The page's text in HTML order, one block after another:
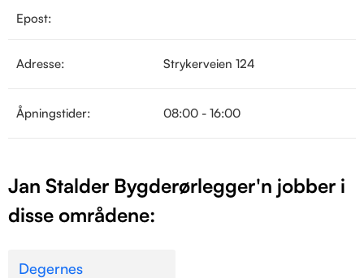
Epost:
Adresse: Strykerveien 124
Åpningstider: 08:00 - 16:00
Jan Stalder Bygderørlegger'n jobber i
disse områdene:
Degernes